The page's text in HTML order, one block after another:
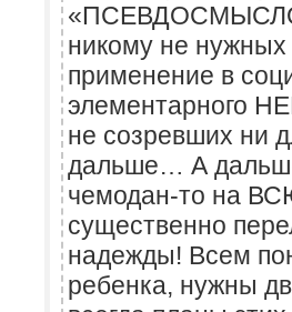
никому не
применение в
элементарного
не созревших ни
дальше… А
чемодан-то на
существенно
надежды! Всем
ребенка, нужны